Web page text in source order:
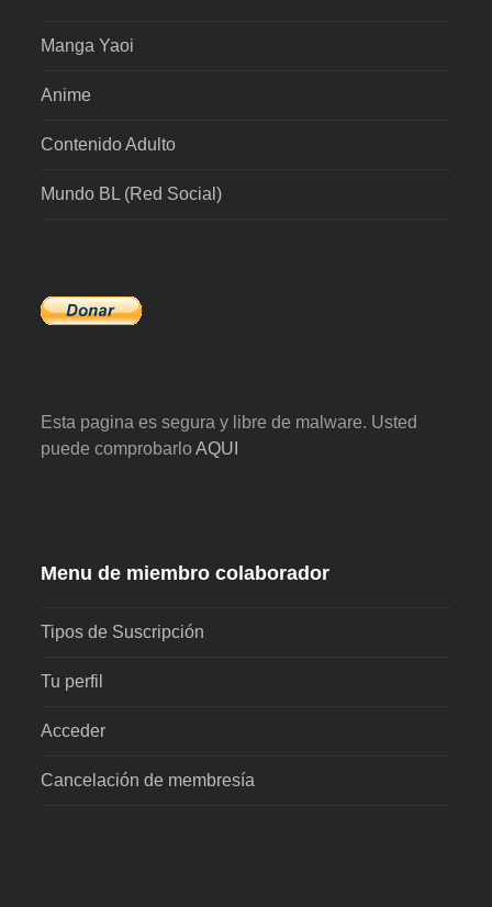
Manga Yaoi
Anime
Contenido Adulto
Mundo BL (Red Social)
Esta pagina es segura y libre de malware. Usted
puede comprobarloAQUI
Menu de miembro colaborador
Tipos de Suscripción
Tu perfil
Acceder
Cancelación de membresía